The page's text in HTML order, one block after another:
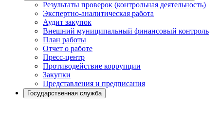
Результаты проверок (контрольная деятельность)
Экспертно-аналитическая работа
Аудит закупок
Внешний муниципальный финансовый контроль
План работы
Отчет о работе
Пресс-центр
Противодействие коррупции
Закупки
Представления и предписания
Государственная служба